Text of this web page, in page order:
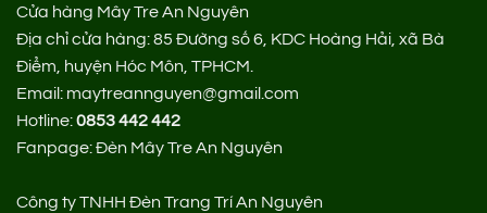
Cửa hàng Mây Tre An Nguyên
Địa chỉ cửa hàng:85 Đường số 6, KDC Hoàng Hải, xã Bà
Điểm, huyện Hóc Môn, TPHCM.
Email: maytreannguyen@gmail.com
Hotline:0853 442 442
Fanpage:Đèn Mây Tre An Nguyên
Công ty TNHH Đèn Trang Trí An Nguyên